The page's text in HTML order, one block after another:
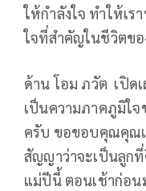
ให้กำลังใจ ทำให้เร
ใจที่สำคัญในชีวิตขอ
ด้าน โอม ภวัต เปิด
เป็นความภาคภูมิใ
ครับ ขอขอบคุณคุณ
สัญญาว่าจะเป็นลูก
แม่ปีนี้ ตอนเช้าก่อน